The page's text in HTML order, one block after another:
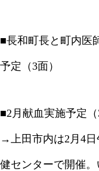
■長和町長と町内医
予定（3面）
■2月献血実施予定（
→上田市内は2月4日
健センターで開催